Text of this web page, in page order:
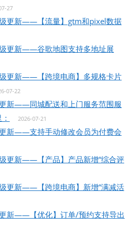
27
级更新——【流量】gtm和pixel数据
级更新——谷歌地图支持多地址展
级更新——【跨境电商】多规格卡片
07-22
更新——同城配送和上门服务范围服
2026-07-21
更新——支持手动修改会员为付费会
级更新——【产品】产品新增“综合评
级更新——【跨境电商】新增“满减活
更新——【优化】订单/预约支持导出